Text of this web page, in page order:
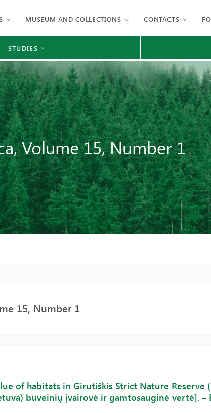
MUSEUM AND COLLECTIONS CONTACTS
STUDIES
Volume 15, Number 1
15, Number 1
of habitats in Girutiškis Strict Nature Reserve
buveinių įvairovė ir gamtosauginė vertė]. –